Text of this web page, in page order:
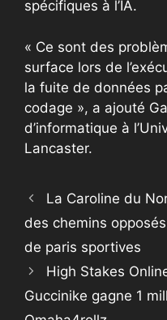
spécifiques à l’IA.
« Ce sont des
surface lors de
la fuite de données
codage », a ajouté
d’informatique à
Lancaster.
La Caroline du
des chemins
de paris sportives
High Stakes
Guccinike gagne 1